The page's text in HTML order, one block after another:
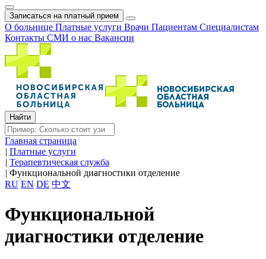
Записаться на платный прием
О больнице Платные услуги Врачи Пациентам Специалистам
Контакты СМИ о нас Вакансии
Главная страница
| Платные услуги
| Терапевтическая служба
| Функциональной диагностики отделение
RU EN DE 中文
Функциональной
диагностики отделение